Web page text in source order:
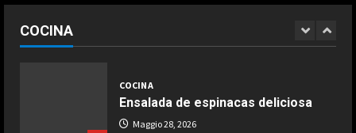
México y la Confederación Africana
apoyan su continuidad como
Agosto 7, 2026
ESPAÑA
“Djokovic dice eso porque se está
COCINA
langostinos
COCINA
Ensalada de espinacas deliciosa
Maggio 28, 2026
DEPORTES
Infantino
Agosto 7, 2026